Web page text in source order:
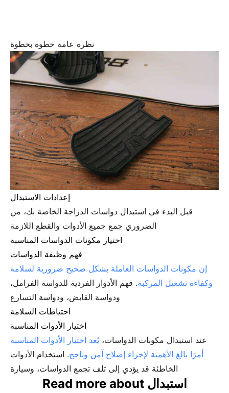
نظرة عامة خطوة بخطوة
إعدادات الاستبدال
قبل البدء في استبدال دواسات الدراجة الخاصة بك، من
الضروري جمع جميع الأدوات والقطع اللازمة
اختيار مكونات الدواسات المناسبة
فهم وظيفة الدواسات
إن مكونات الدواسات العاملة بشكل صحيح ضرورية لسلامة
وكفاءة تشغيل المركبة. فهم الأدوار الفردية للدواسة الفرامل،
ودواسة القابض، ودواسة التسارع
احتياطات السلامة
اختيار الأدوات المناسبة
عند استبدال مكونات الدواسات،يُعد اختيار الأدوات المناسبة
أمرًا بالغ الأهمية لإجراء إصلاح آمن وناجح. استخدام الأدوات
الخاطئة قد يؤدي إلى تلف تجمع الدواسات، وسيارة
Read more about استبدال